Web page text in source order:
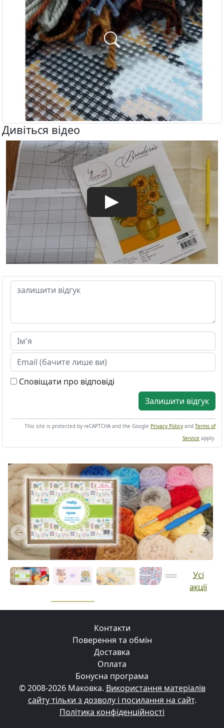
Дивіться відео
Сповіщати про відповіді
Залишити відгук
This site is protected by reCAPTCHA and the Google Privacy Policy and Terms of
Service apply.
Previous Next
Усі
акції
Контакти
Поверення та обмін
Доставка
Оплата
Бонусна програма
© 2008-2026 Маковка. Використання матеріалів
сайту тільки з дозволу і посилання на сайт.
Політика конфіденційності